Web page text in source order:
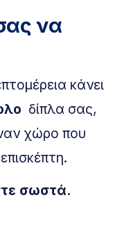
να
κάνει
δίπλα σας,
χώρο που
σωστά.